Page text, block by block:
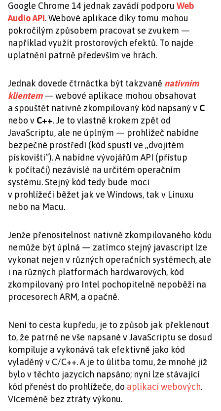
Google Chrome 14 jednak zavádí podporu Web
Audio API. Webové aplikace díky tomu mohou
pokročilým způsobem pracovat se zvukem —
například využít prostorových efektů. To najde
uplatnění patrně především ve hrách.
Jednak dovede čtrnáctka být takzvaně nativním
klientem— webové aplikace mohou obsahovat
a spouštět nativně zkompilovaný kód napsaný v C
nebo v C++. Je to vlastně krokem zpět od
JavaScriptu, ale ne úplným — prohlížeč nabídne
bezpečné prostředí (kód spustí ve „dvojitém
pískovišti“). A nabídne vývojářům API (přístup
k počítači) nezávislé na určitém operačním
systému. Stejný kód tedy bude moci
v prohlížeči běžet jak ve Windows, tak v Linuxu
nebo na Macu.
Jenže přenositelnost nativně zkompilovaného kódu
nemůže být úplná — zatímco stejný javascript lze
vykonat nejen v různých operačních systémech, ale
i na různých platformách hardwarových, kód
zkompilovaný pro Intel pochopitelně nepoběží na
procesorech ARM, a opačně.
Není to cesta kupředu, je to způsob jak překlenout
to, že patrně ne vše napsané v JavaScriptu se dosud
kompiluje a vykonává tak efektivně jako kód
vyladěný v C/C++. A je to úlitba tomu, že mnohé již
bylo v těchto jazycích napsáno; nyní lze stávající
kód přenést do prohlížeče, do aplikací webových.
Víceméně bez ztráty výkonu.